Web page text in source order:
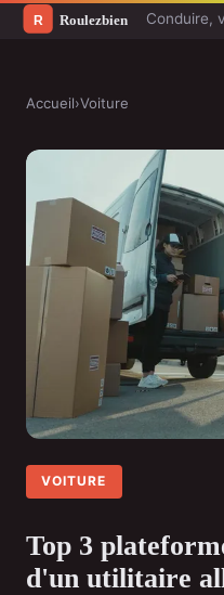
Conduire,
Accueil›Voiture
VOITURE
Top 3
d'un utilitaire